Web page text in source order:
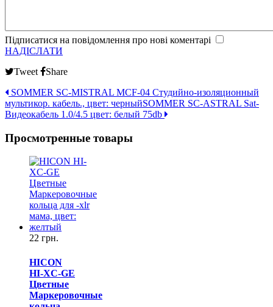
Підписатися на повідомлення про нові коментарі
НАДІСЛАТИ
Tweet
Share
SOMMER SC-MISTRAL MCF-04 Студийно-изоляционный
мультикор. кабель., цвет: черныйSOMMER SC-ASTRAL Sat-
Видеокабель 1.0/4.5 цвет: белый 75db
Просмотренные товары
22 грн.
HICON
HI-XC-GE
Цветные
Маркеровочные